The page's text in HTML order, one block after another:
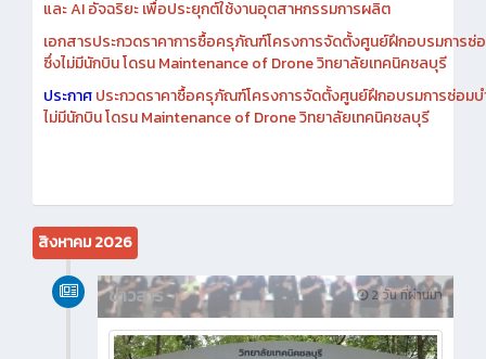
ประกาศประกวดราคาซื้อครุภัณฑ์ชุดปฏิบัติการเรียนรู้และควบคุมหุ่นยน
และ AI อัจฉริยะ เพื่อประยุกต์ใช้งานอุตสาหกรรมการผลิต
เอกสารประกวดราคาการซื้อครุภัณฑ์โครงการจัดตั้งศูนย์ฝึกอบรมการซ่
ซึ่งไม่มีนักบิน โดรน Maintenance of Drone วิทยาลัยเทคนิคชลบุรี
ประกาศประกวดราคาซื้อครุภัณฑ์โครงการจัดตั้งศูนย์ฝึกอบรมการซ่อมบ
สิงหาคม 2026
2 วัน ที่ผ่านมา
ข่าวสาร